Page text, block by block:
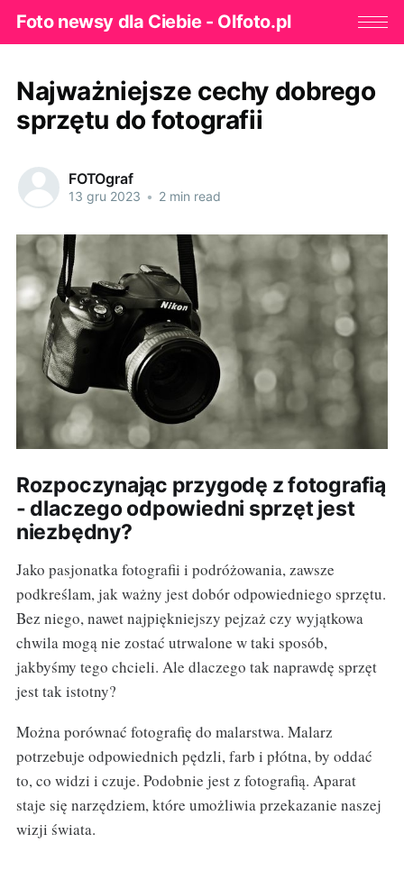
Foto newsy dla Ciebie - Olfoto.pl
Najważniejsze cechy dobrego
sprzętu do fotografii
FOTOgraf
13 gru 2023 • 2 min read
Rozpoczynając przygodę z fotografią
- dlaczego odpowiedni sprzęt jest
niezbędny?
Jako pasjonatka fotografii i podróżowania, zawsze
podkreślam, jak ważny jest dobór odpowiedniego sprzętu.
Bez niego, nawet najpiękniejszy pejzaż czy wyjątkowa
chwila mogą nie zostać utrwalone w taki sposób,
jakbyśmy tego chcieli. Ale dlaczego tak naprawdę sprzęt
jest tak istotny?
Można porównać fotografię do malarstwa. Malarz
potrzebuje odpowiednich pędzli, farb i płótna, by oddać
to, co widzi i czuje. Podobnie jest z fotografią. Aparat
staje się narzędziem, które umożliwia przekazanie naszej
wizji świata.